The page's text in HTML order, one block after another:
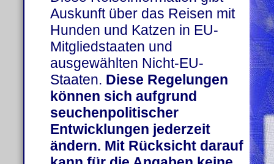
Auskunft über das Reisen mit
Hunden und Katzen in EU-
Mitgliedstaaten und
ausgewählten Nicht-EU-
Staaten. Diese Regelungen
können sich aufgrund
seuchenpolitischer
Entwicklungen jederzeit
ändern. Mit Rücksicht darauf